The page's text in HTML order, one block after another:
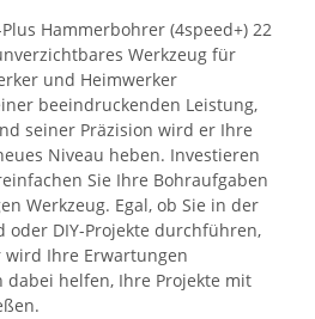
Hammerbohrer (4speed+) 22
Werkzeug für
und Heimwerker
beeindruckenden Leistung,
seiner Präzision wird er Ihre
Niveau heben. Investieren
Sie Ihre Bohraufgaben
Werkzeug. Egal, ob Sie in der
DIY-Projekte durchführen,
Ihre Erwartungen
helfen, Ihre Projekte mit